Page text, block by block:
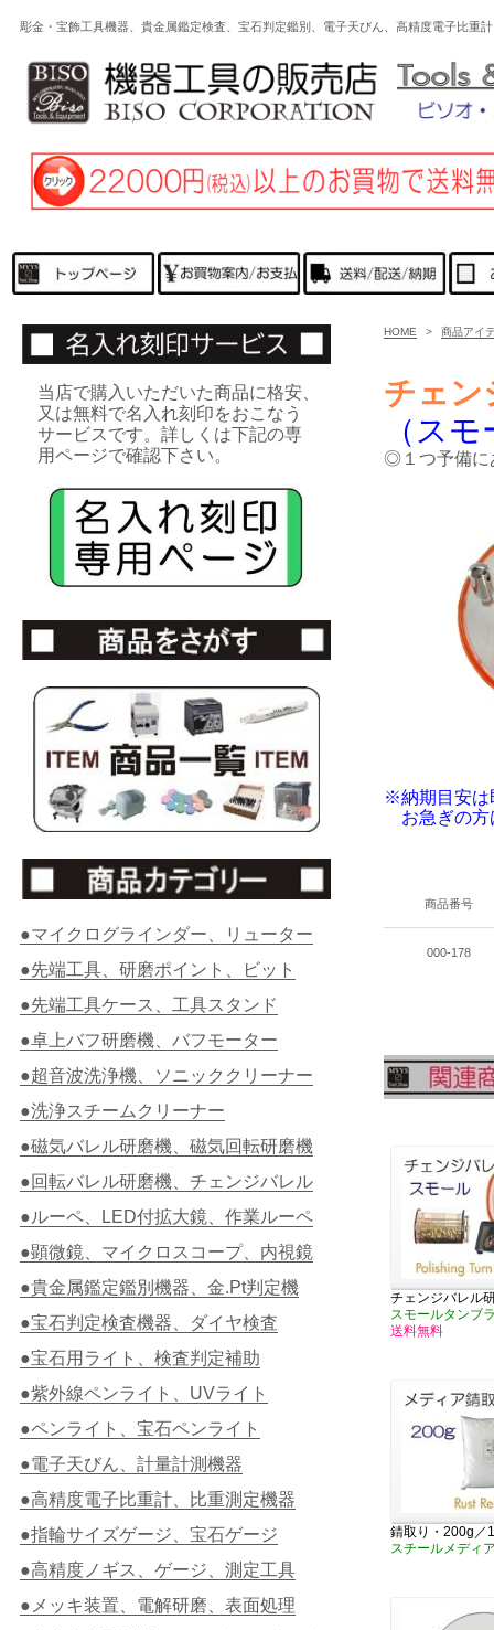
彫金・宝飾工具機器、貴金属鑑定検査、宝石判定鑑別、電子天びん、高精度電子比
HOME > 商品アイ
チェン
（ス
◎１つ予備に
※納期目安は
お急ぎの方
商品番号
000-178
チェンジバレル
スモールタンブ
送料無料
錆取り・200g／
スチールメディ
当店で購入いただいた商品に格安、
又は無料で名入れ刻印をおこなう
サービスです。詳しくは下記の専
用ページで確認下さい。
●マイクログラインダー、リューター
●先端工具、研磨ポイント、ビット
●先端工具ケース、工具スタンド
●卓上バフ研磨機、バフモーター
●超音波洗浄機、ソニッククリーナー
●洗浄スチームクリーナー
●磁気バレル研磨機、磁気回転研磨機
●回転バレル研磨機、チェンジバレル
●ルーペ、LED付拡大鏡、作業ルーペ
●顕微鏡、マイクロスコープ、内視鏡
●貴金属鑑定鑑別機器、金.Pt判定機
●宝石判定検査機器、ダイヤ検査
●宝石用ライト、検査判定補助
●紫外線ペンライト、UVライト
●ペンライト、宝石ペンライト
●電子天びん、計量計測機器
●高精度電子比重計、比重測定機器
●指輪サイズゲージ、宝石ゲージ
●高精度ノギス、ゲージ、測定工具
●メッキ装置、電解研磨、表面処理